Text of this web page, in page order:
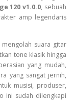
120 v1.0.0, sebuah
amp legendaris
suara gitar
tone klasik hingga
yang mudah,
yang sangat jernih,
musisi, produser,
ini sudah dilengkapi